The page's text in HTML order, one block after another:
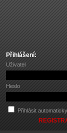
Přihlášení:
Uživatel
Heslo
Přihlásit